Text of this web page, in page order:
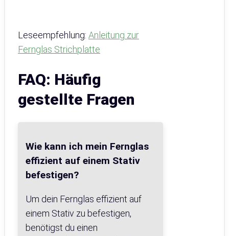
Leseempfehlung: Anleitung zur
Fernglas Strichplatte
FAQ: Häufig
gestellte Fragen
Wie kann ich mein Fernglas
effizient auf einem Stativ
befestigen?
Um dein Fernglas effizient auf
einem Stativ zu befestigen,
benötigst du einen